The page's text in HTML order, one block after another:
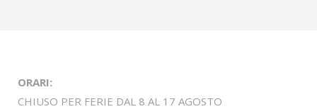
ORARI:
CHIUSO PER FERIE DAL 8 AL 17 AGOSTO